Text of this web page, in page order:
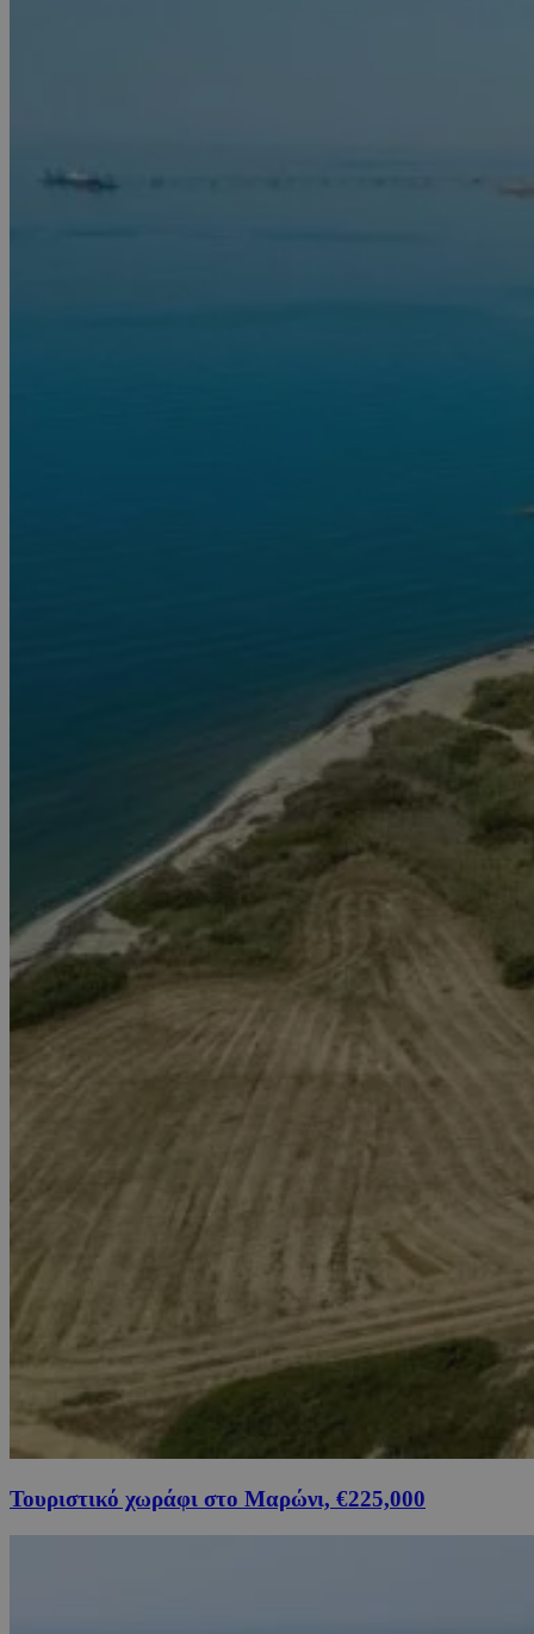
Τουριστικό χωράφι στο Μαρώνι, €225,000